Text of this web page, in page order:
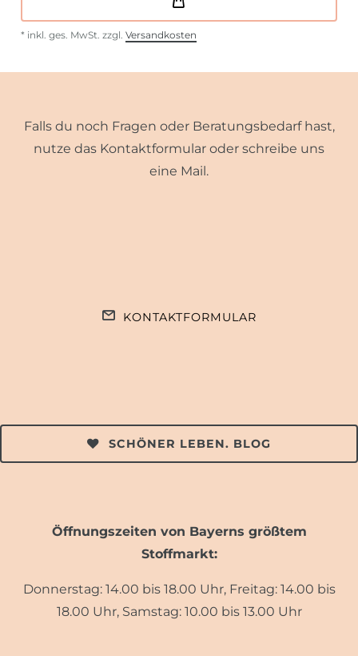
* inkl. ges. MwSt. zzgl. Versandkosten
Falls du noch Fragen oder Beratungsbedarf hast,
nutze das Kontaktformular oder schreibe uns
eine Mail.
KONTAKTFORMULAR
SCHÖNER LEBEN. BLOG
Öffnungszeiten von Bayerns größtem
Stoffmarkt:
Donnerstag: 14.00 bis 18.00 Uhr, Freitag: 14.00 bis
18.00 Uhr, Samstag: 10.00 bis 13.00 Uhr